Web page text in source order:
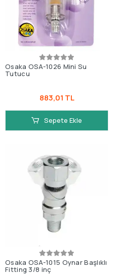
Osaka OSA-1026 Mini Su
Tutucu
883,01 TL
Sepete Ekle
Osaka OSA-1015 Oynar Başlıklı
Fitting 3/8 inç